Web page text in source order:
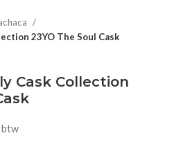
23YO The Soul Cask
Cask Collection
btw